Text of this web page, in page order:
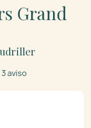
Grand
aviso